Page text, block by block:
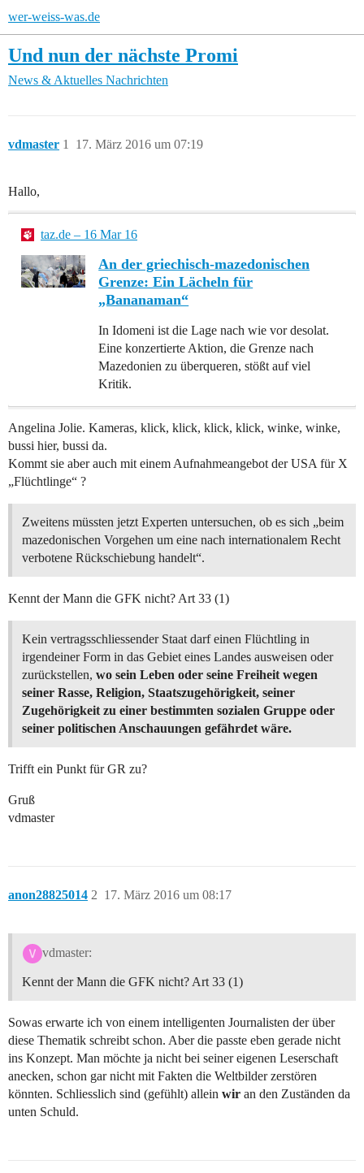
wer-weiss-was.de
Und nun der nächste Promi
News & Aktuelles Nachrichten
vdmaster 17. März 2016 um 07:19
1
Hallo,
taz.de – 16 Mar 16
An der griechisch-mazedonischen
Grenze: Ein Lächeln für
„Bananaman“
In Idomeni ist die Lage nach wie vor desolat.
Eine konzertierte Aktion, die Grenze nach
Mazedonien zu überqueren, stößt auf viel
Kritik.
Angelina Jolie. Kameras, klick, klick, klick, klick, winke, winke,
bussi hier, bussi da.
Kommt sie aber auch mit einem Aufnahmeangebot der USA für X
„Flüchtlinge“ ?
Zweitens müssten jetzt Experten untersuchen, ob es sich „beim
mazedonischen Vorgehen um eine nach internationalem Recht
verbotene Rückschiebung handelt“.
Kennt der Mann die GFK nicht? Art 33 (1)
Kein vertragsschliessender Staat darf einen Flüchtling in
irgendeiner Form in das Gebiet eines Landes ausweisen oder
zurückstellen, wo sein Leben oder seine Freiheit wegen
seiner Rasse, Religion, Staatszugehörigkeit, seiner
Zugehörigkeit zu einer bestimmten sozialen Gruppe oder
seiner politischen Anschauungen gefährdet wäre.
Trifft ein Punkt für GR zu?
Gruß
vdmaster
anon28825014 17. März 2016 um 08:17
2
vdmaster:
Kennt der Mann die GFK nicht? Art 33 (1)
Sowas erwarte ich von einem intelligenten Journalisten der über
diese Thematik schreibt schon. Aber die passte eben gerade nicht
ins Konzept. Man möchte ja nicht bei seiner eigenen Leserschaft
anecken, schon gar nicht mit Fakten die Weltbilder zerstören
könnten. Schliesslich sind (gefühlt) allein wir an den Zuständen da
unten Schuld.